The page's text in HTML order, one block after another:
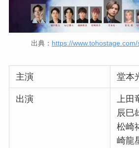
出典： https://
主演 堂本
出演
上田
辰巳
松崎
崎龍